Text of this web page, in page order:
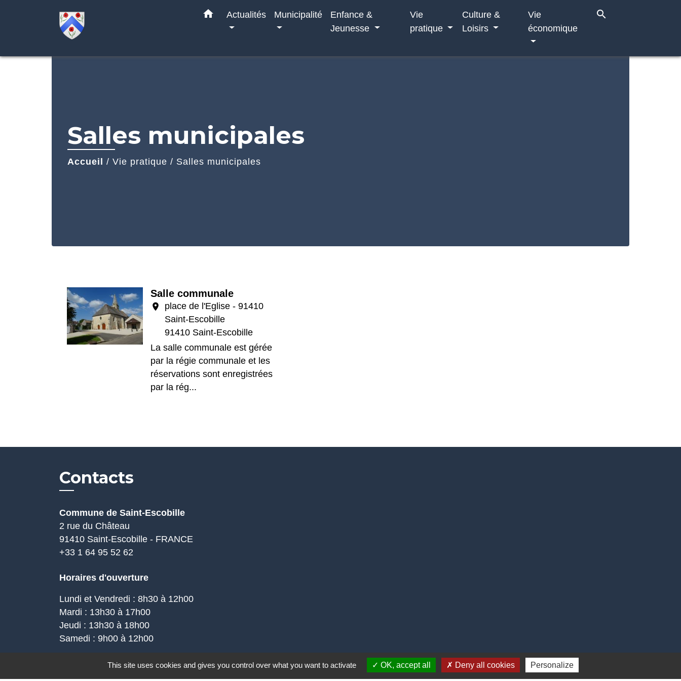
home Actualités Municipalité
Enfance &
Jeunesse
Vie
pratique
Culture &
Loisirs
Vie
économique
search
Salles municipales
Accueil / Vie pratique / Salles municipales
Salle communale
location_on
place de l'Eglise - 91410
Saint-Escobille
91410 Saint-Escobille
La salle communale est gérée
par la régie communale et les
réservations sont enregistrées
par la rég...
Contacts
Commune de Saint-Escobille
2 rue du Château
91410 Saint-Escobille - FRANCE
+33 1 64 95 52 62
Horaires d'ouverture
Lundi et Vendredi : 8h30 à 12h00
Mardi : 13h30 à 17h00
Jeudi : 13h30 à 18h00
Samedi : 9h00 à 12h00
Politique de confidentialité Accessibilité - Gestion des cookies
This site uses cookies and gives you control over what you want to activate OK, accept all Deny all cookies Personalize